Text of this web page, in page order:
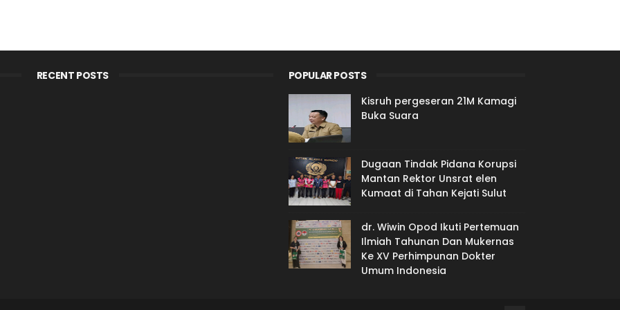
RECENT POSTS
POPULAR POSTS
Kisruh pergeseran 21M Kamagi
Buka Suara
Dugaan Tindak Pidana Korupsi
Mantan Rektor Unsrat elen
Kumaat di Tahan Kejati Sulut
dr. Wiwin Opod Ikuti Pertemuan
Ilmiah Tahunan Dan Mukernas
Ke XV Perhimpunan Dokter
Umum Indonesia